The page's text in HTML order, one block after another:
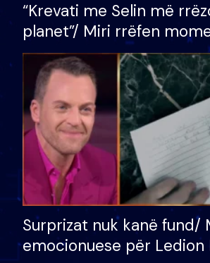
“Krevati me Selin më
planet”/ Miri rrëfen
bukura në shtëpinë e BB
mungojë zilja e
Surprizat nuk kanë fund/
emocionuese për Ledion